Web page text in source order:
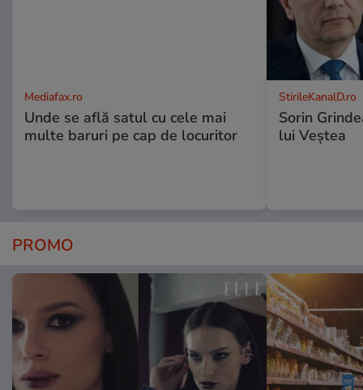
Mediafax.ro
Unde se află satul cu cele mai
multe baruri pe cap de locuritor
StirileKanalD.ro
Sorin
lui Veștea
PROMO